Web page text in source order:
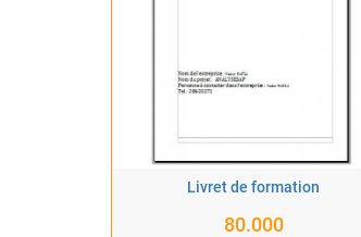
Livret de formation
80.000